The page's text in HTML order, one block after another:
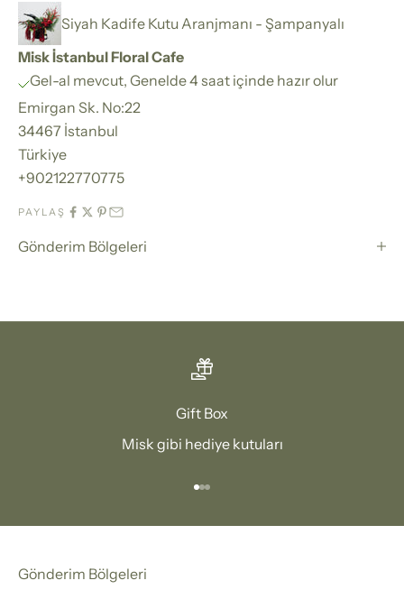
Siyah Kadife Kutu Aranjmanı - Şampanyalı
Misk İstanbul Floral Cafe
Gel-al mevcut, Genelde 4 saat içinde hazır olur
Emirgan Sk. No:22
34467 İstanbul
Türkiye
+902122770775
PAYLAŞ
Gönderim Bölgeleri
Gift Box
Misk gibi hediye kutuları
1 ögesine git
2 ögesine git
3 ögesine git
Gönderim Bölgeleri